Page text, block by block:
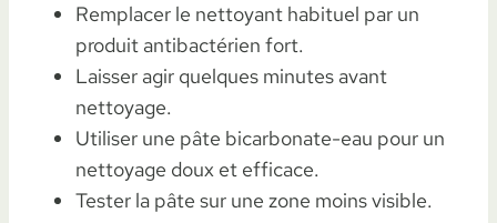
Remplacer le nettoyant habituel par un
produit antibactérien fort.
Laisser agir quelques minutes avant
nettoyage.
Utiliser une pâte bicarbonate-eau pour un
nettoyage doux et efficace.
Tester la pâte sur une zone moins visible.